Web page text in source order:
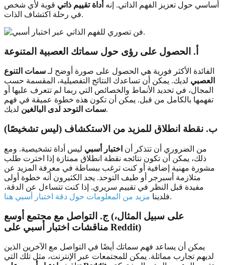
أساسي حول تعزيز الفهم الذاتي. إنه أداة تقييم ذاتي قوية لأي شخص
في رحلة اكتشاف الذات.
أ. الحصول على رؤى حول سماتك العصبية المتنوعة
الفائدة الأكثر فورية هي الحصول على صورة أوضح لـسمات التنوع
العصبي لديك. يمكن أن تساعدك النتائج التفصيلية، المقسمة حسب
المجال، في تحديد الأنماط والخصائص التي ربما لم تتعرف عليها أو
تفهمها بالكامل من قبل. يمكن أن تكون هذه خطوة عميقة في فهم
سمات التوحد لدى البالغينلديك.
ب. نقطة انطلاق للمزيد من الاستكشاف (ليس تشخيصًا)
من الضروري أن تتذكر أن اختبار أسبي ليس أداة تشخيصية. ومع
ذلك، يمكن أن تكون نتائجه نقطة انطلاق ممتازة إذا اخترت طلب
مشورة مهنية إضافية أو كنت ترغب ببساطة في معرفة المزيد عن
متلازمة أسبرجر أو طيف التوحد. يجد الكثيرون أنه خطوة أولى
مفيدة قبل النظر في تقييم سريري. إذا كنت تتساءل عن الدقة،
فلدينا مزيد من المعلومات حول دقة اختبار أسبي هنا .
ج. التواصل مع مجتمع أوسع (على سبيل المثال،
مناقشات اختبار أسبي على Reddit)
يمكن أن يساعد فهم سماتك أيضًا في التواصل مع الآخرين الذين
لديهم تجارب مماثلة. يمكن للمجتمعات عبر الإنترنت، مثل تلك التي